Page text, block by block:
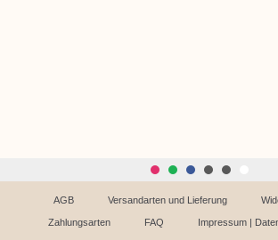
AGB Versandarten und Lieferung
Zahlungsarten FAQ Impressum |